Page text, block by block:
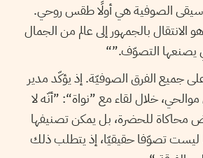
الصوفية هي أولًا طقس روحي.
بالجمهور إلى عالم من الجمال
يصنعها التصوّف.”“
جميع الفرق الصوفيّة. إذ يؤكّد مدير
خلال لقاء مع ”نواة“: ”أنّه لا
محاكاة للحضرة، بل يمكن تصنيفها
ليست تصوّفا حقيقيّا، إذ يتطلب ذلك